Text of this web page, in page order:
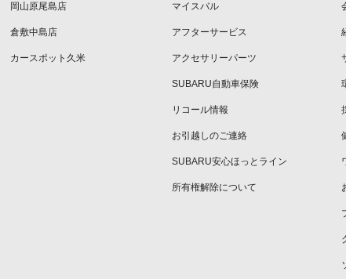
岡山原尾島店
倉敷中島店
カースポット久米
マイスバル
アフターサービス
アクセサリーパーツ
SUBARU自動車保険
リコール情報
お引越しのご連絡
SUBARU安心ほっとライン
所有権解除について